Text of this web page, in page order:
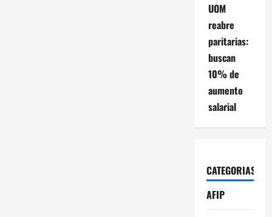
UOM
reabre
paritarias:
buscan
10% de
aumento
salarial
CATEGORIAS
AFIP